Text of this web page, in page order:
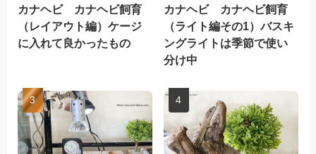
カナヘビ カナヘビ飼育
（レイアウト編）ケージ
に入れて良かったもの
カナヘビ カナヘビ飼育
（ライト編その1）バスキ
ングライトは季節で使い
分け中